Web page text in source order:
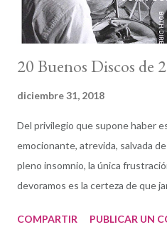
tener un impa...
20 Buenos Discos de
diciembre 31, 2018
Del privilegio que supone haber
emocionante, atrevida, salvada
pleno insomnio, la única
devoramos es la certeza de que
Es una de las razones por las
COMPARTIR PUBLICAR UN